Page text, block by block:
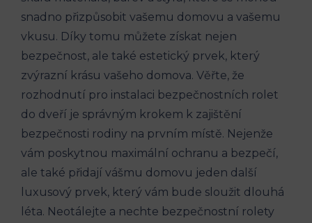
snadno přizpůsobit vašemu domovu a vašemu
vkusu. Díky tomu můžete získat nejen
bezpečnost, ale také estetický prvek, který
zvýrazní krásu vašeho domova. Věřte, že
rozhodnutí pro instalaci bezpečnostních rolet
do dveří je správným krokem k zajištění
bezpečnosti rodiny na prvním místě. Nejenže
vám poskytnou maximální ochranu a bezpečí,
ale také přidají vášmu domovu jeden další
luxusový prvek, který vám bude sloužit dlouhá
léta. Neotálejte a nechte bezpečnostní rolety